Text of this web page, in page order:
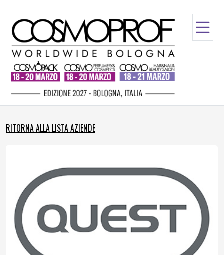
RITORNA ALLA LISTA AZIENDE